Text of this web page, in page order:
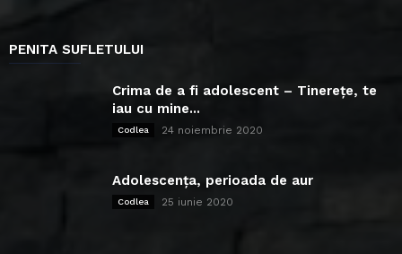
PENITA SUFLETULUI
Crima de a fi adolescent – Tinerețe, te
iau cu mine...
Codlea 24 noiembrie 2020
Adolescența, perioada de aur
Codlea 25 iunie 2020